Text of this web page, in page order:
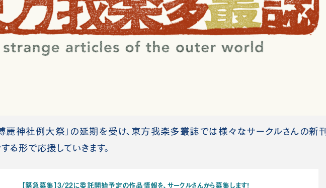
神社例大祭」の延期を受け、東方我楽多叢誌では様々なサークルさんの新刊
る形で応援していきます。
【緊急募集】3/22に委託開始予定の作品情報を、サークルさんから募集します！